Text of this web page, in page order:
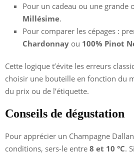
Pour un cadeau ou une grande
Millésime.
Pour comparer les cépages :
Chardonnay ou 100% Pinot
Cette logique t’évite les erreurs
choisir une bouteille en fonction du
du prix ou de l’étiquette.
Conseils de dégustation
Pour apprécier un Champagne
conditions, sers-le entre 8 et 10 °C.